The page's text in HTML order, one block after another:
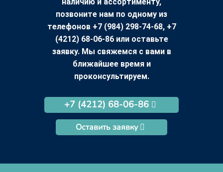
позвоните нам по одному из
телефонов +7 (984) 298-74-68, +7
(4212) 68-06-86 или оставьте
заявку. Мы свяжемся с вами в
ближайшее время и
проконсультируем.
+7 (4212) 68-06-86
Оставить заявку